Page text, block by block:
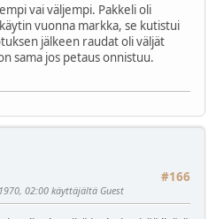
vai väljempi. Pakkeli oli
vuonna markka, se kutistui
jälkeen raudat oli väljät
sama jos petaus onnistuu.
#166
02:00 käyttäjältä Guest